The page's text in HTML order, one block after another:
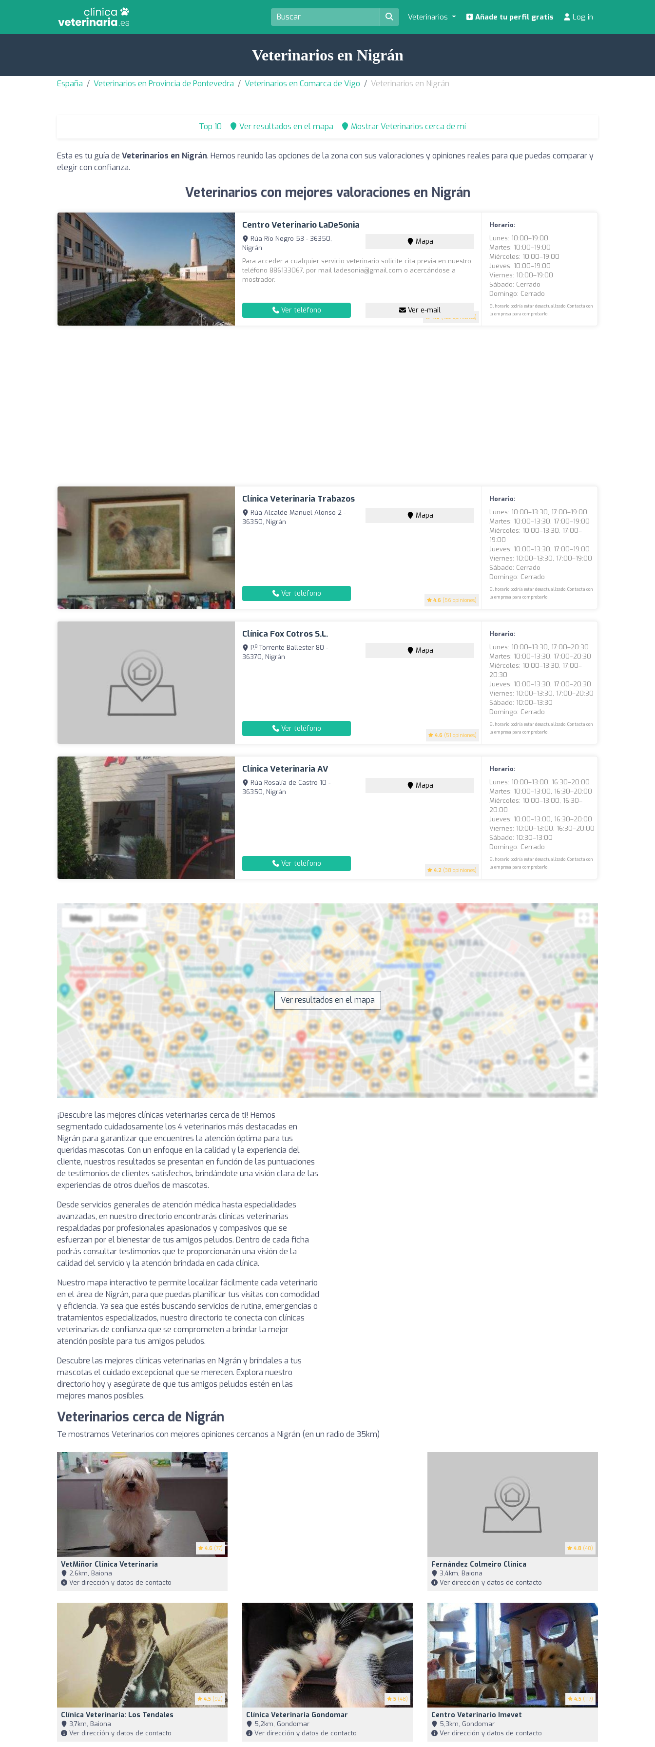
Veterinarios Añade tu perfil gratis Log in
Veterinarios en Nigrán
España Veterinarios en Provincia de Pontevedra Veterinarios en Comarca de Vigo Veterinarios en Nigrán
Top 10 Ver resultados en el mapa Mostrar Veterinarios cerca de mí
Esta es tu guía de Veterinarios en Nigrán. Hemos reunido las opciones de la zona con sus valoraciones y opiniones reales para que puedas comparar y
elegir con confianza.
Veterinarios con mejores valoraciones en Nigrán
Centro Veterinario LaDeSonia
4.6 (183 opiniones)
Rúa Río Negro 53 - 36350,
Nigrán
Mapa
Para acceder a cualquier servicio veterinario solicite cita previa en nuestro
teléfono 886133067, por mail ladesonia@gmail.com o acercándose a
mostrador.
Ver teléfono Ver e-mail
Horario:
Lunes: 10:00–19:00
Martes: 10:00–19:00
Miércoles: 10:00–19:00
Jueves: 10:00–19:00
Viernes: 10:00–19:00
Sábado: Cerrado
Domingo: Cerrado
El horario podría estar desactualizado. Contacta con
la empresa para comprobarlo.
Clínica Veterinaria Trabazos
4.6 (56 opiniones)
Rúa Alcalde Manuel Alonso 2 -
36350, Nigrán
Mapa
Ver teléfono
Horario:
Lunes: 10:00–13:30, 17:00–19:00
Martes: 10:00–13:30, 17:00–19:00
Miércoles: 10:00–13:30, 17:00–
19:00
Jueves: 10:00–13:30, 17:00–19:00
Viernes: 10:00–13:30, 17:00–19:00
Sábado: Cerrado
Domingo: Cerrado
El horario podría estar desactualizado. Contacta con
la empresa para comprobarlo.
Clínica Fox Cotros S.L.
4.6 (51 opiniones)
P.º Torrente Ballester 80 -
36370, Nigrán
Mapa
Ver teléfono
Horario:
Lunes: 10:00–13:30, 17:00–20:30
Martes: 10:00–13:30, 17:00–20:30
Miércoles: 10:00–13:30, 17:00–
20:30
Jueves: 10:00–13:30, 17:00–20:30
Viernes: 10:00–13:30, 17:00–20:30
Sábado: 10:00–13:30
Domingo: Cerrado
El horario podría estar desactualizado. Contacta con
la empresa para comprobarlo.
Clínica Veterinaria AV
4.2 (38 opiniones)
Rúa Rosalía de Castro 10 -
36350, Nigrán
Mapa
Ver teléfono
Horario:
Lunes: 10:00–13:00, 16:30–20:00
Martes: 10:00–13:00, 16:30–20:00
Miércoles: 10:00–13:00, 16:30–
20:00
Jueves: 10:00–13:00, 16:30–20:00
Viernes: 10:00–13:00, 16:30–20:00
Sábado: 10:30–13:00
Domingo: Cerrado
El horario podría estar desactualizado. Contacta con
la empresa para comprobarlo.
Ver resultados en el mapa
¡Descubre las mejores clínicas veterinarias cerca de ti! Hemos
segmentado cuidadosamente los 4 veterinarios más destacadas en
Nigrán para garantizar que encuentres la atención óptima para tus
queridas mascotas. Con un enfoque en la calidad y la experiencia del
cliente, nuestros resultados se presentan en función de las puntuaciones
de testimonios de clientes satisfechos, brindándote una visión clara de las
experiencias de otros dueños de mascotas.
Desde servicios generales de atención médica hasta especialidades
avanzadas, en nuestro directorio encontrarás clínicas veterinarias
respaldadas por profesionales apasionados y compasivos que se
esfuerzan por el bienestar de tus amigos peludos. Dentro de cada ficha
podrás consultar testimonios que te proporcionarán una visión de la
calidad del servicio y la atención brindada en cada clínica.
Nuestro mapa interactivo te permite localizar fácilmente cada veterinario
en el área de Nigrán, para que puedas planificar tus visitas con comodidad
y eficiencia. Ya sea que estés buscando servicios de rutina, emergencias o
tratamientos especializados, nuestro directorio te conecta con clínicas
veterinarias de confianza que se comprometen a brindar la mejor
atención posible para tus amigos peludos.
Descubre las mejores clínicas veterinarias en Nigrán y bríndales a tus
mascotas el cuidado excepcional que se merecen. Explora nuestro
directorio hoy y asegúrate de que tus amigos peludos estén en las
mejores manos posibles.
Veterinarios cerca de Nigrán
Te mostramos Veterinarios con mejores opiniones cercanos a Nigrán (en un radio de 35km)
4.6 (77)
VetMiñor Clínica Veterinaria
2,6km, Baiona
Ver dirección y datos de contacto
4.8 (40)
Fernández Colmeiro Clínica
3,4km, Baiona
Ver dirección y datos de contacto
4.5 (92)
Clínica Veterinaria: Los Tendales
3,7km, Baiona
Ver dirección y datos de contacto
5 (48)
Clínica Veterinaria Gondomar
5,2km, Gondomar
Ver dirección y datos de contacto
4.5 (117)
Centro Veterinario Imevet
5,3km, Gondomar
Ver dirección y datos de contacto